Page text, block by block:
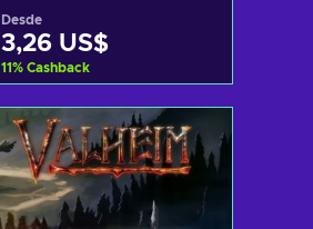
Desde
3,26 US$
11% Cashback
Añadir al carrito
Ver ofertas